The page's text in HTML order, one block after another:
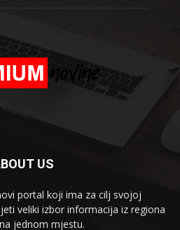
US
portal koji ima za cilj svojoj
veliki izbor informacija iz regiona
jednom mjestu.